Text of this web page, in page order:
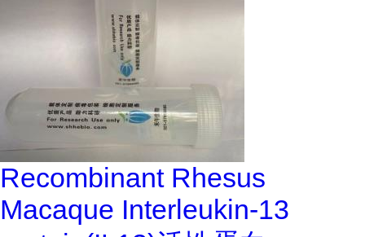
Recombinant Rhesus
Macaque Interleukin-13